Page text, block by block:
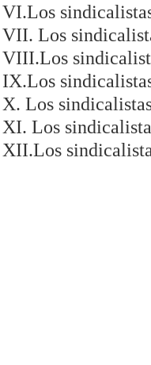
VI.Los
VII. Los
VIII.Los
IX.Los
X. Los
XI. Los
XII.Los